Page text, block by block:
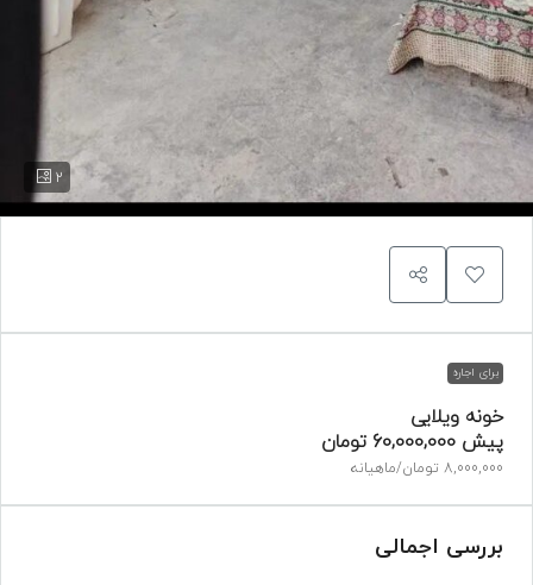
2
برای اجاره
خونه ویلایی
پیش 60,000,000 تومان
8,000,000 تومان /ماهیانه
بررسی اجمالی